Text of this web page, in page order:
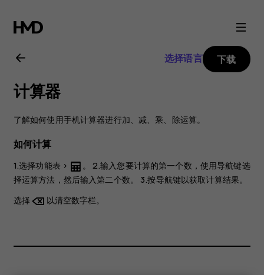
Nokia
225
4G
用
户
指
南
选择语言 下载
计算器
了解如何使用手机计算器进行加、减、乘、除运算。
如何计算
1.选择功能表 >
。 2.输入您要计算的第一个数，使用导航键选
择运算方法，然后输入第二个数。 3.按导航键以获取计算结果。
选择
以清空数字栏。